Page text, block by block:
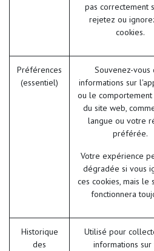
pas correctement
rejetez ou
cookies.
Préférences
(essentiel)
Souvenez-vous
informations sur
ou le
du site web,
langue ou votre
préférée.
Votre expérience
dégradée si vous
ces cookies, mais le
fonctionnera
Historique
des
Utilisé pour
informations sur